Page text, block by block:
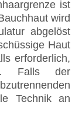
ist
wird
abgelöst
Haut
erforderlich,
Falls der
Technik an